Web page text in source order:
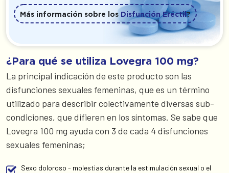
Más información sobre los Disfunción Eréctil ?
¿Para qué se utiliza Lovegra 100 mg?
La principal indicación de este producto son las
disfunciones sexuales femeninas, que es un término
utilizado para describir colectivamente diversas sub-
condiciones, que difieren en los síntomas. Se sabe que
Lovegra 100 mg ayuda con 3 de cada 4 disfunciones
sexuales femeninas;
Sexo doloroso - molestias durante la estimulación sexual o el